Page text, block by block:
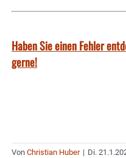
Haben Sie einen Fehler
gerne!
Von Christian Huber | Di.